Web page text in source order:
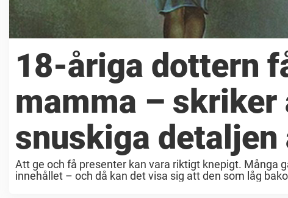
18-åriga dottern
mamma – skriker
snuskiga detaljen
Att ge och få presenter kan vara riktigt knepigt. Många
innehållet – och då kan det visa sig att den som låg